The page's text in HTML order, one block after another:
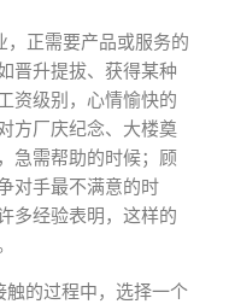
，正需要产品或服务的
晋升提拔、获得某种
资级别，心情愉快的
方厂庆纪念、大楼奠
急需帮助的时候；顾
对手最不满意的时
多经验表明，这样的
触的过程中，选择一个